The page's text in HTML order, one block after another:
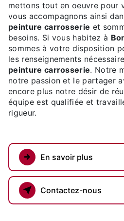
mettons tout en oeuvre pour
vous accompagnons ainsi
peinture carrosserie et
besoins. Si vous habitez à
sommes à votre disposition
les renseignements
peinture carrosserie. Notre
notre passion et le partager
encore plus notre désir de
équipe est qualifiée et
rigueur.
En savoir plus
Contactez-nous